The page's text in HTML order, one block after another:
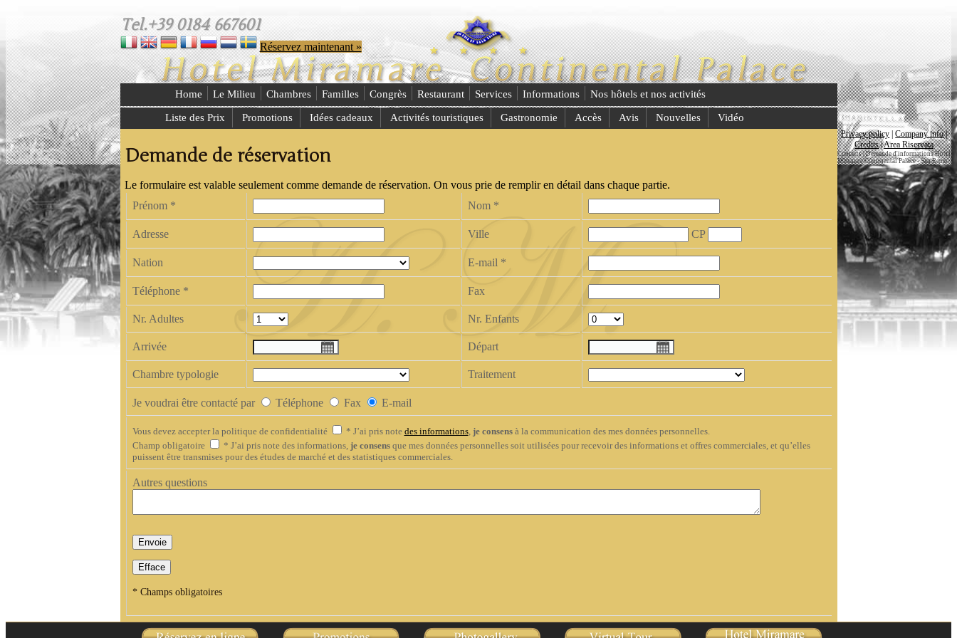
Tel.+39 0184 667601
Réservez maintenant »
Home Le Milieu Chambres Familles Congrès Restaurant Services Informations Nos hôtels et nos activités
Liste des Prix Promotions Idées cadeaux Activités touristiques Gastronomie Accès Avis Nouvelles Vidéo
Demande de réservation
Le formulaire est valable seulement comme demande de réservation. On vous prie de remplir en détail dans chaque partie.
Prénom * Nom *
Adresse Ville CP
Nation E-mail *
Téléphone * Fax
Nr. Adultes Nr. Enfants
Arrivée Départ
Chambre typologie Traitement
Je voudrai être contacté par Téléphone Fax E-mail
Vous devez accepter la politique de confidentialité * J’ai pris note des informations, je consensà la communication des mes données personnelles.
Champ obligatoire
* J’ai pris note des informations, je consensque mes données personnelles soit utilisées pour recevoir des informations et offres commerciales, et qu’elles
puissent être transmises pour des études de marché et des statistiques commerciales.
Autres questions
*Champs obligatoires
Privacy policy |Company info|
Credits|Area Riservata
Contacts | Demande d'informations Hotel
Miramare Continental Palace - San Remo